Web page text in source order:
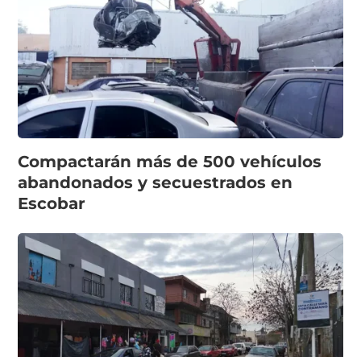
Compactarán más de 500 vehículos
abandonados y secuestrados en
Escobar